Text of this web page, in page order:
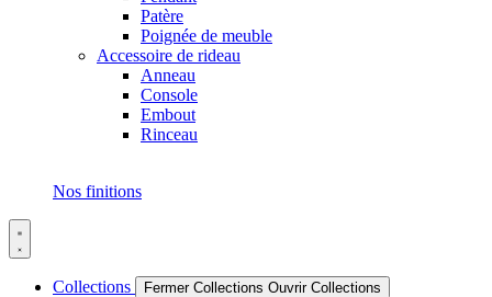
Patère
Poignée de meuble
Accessoire de rideau
Anneau
Console
Embout
Rinceau
Nos finitions
Collections Fermer Collections Ouvrir Collections